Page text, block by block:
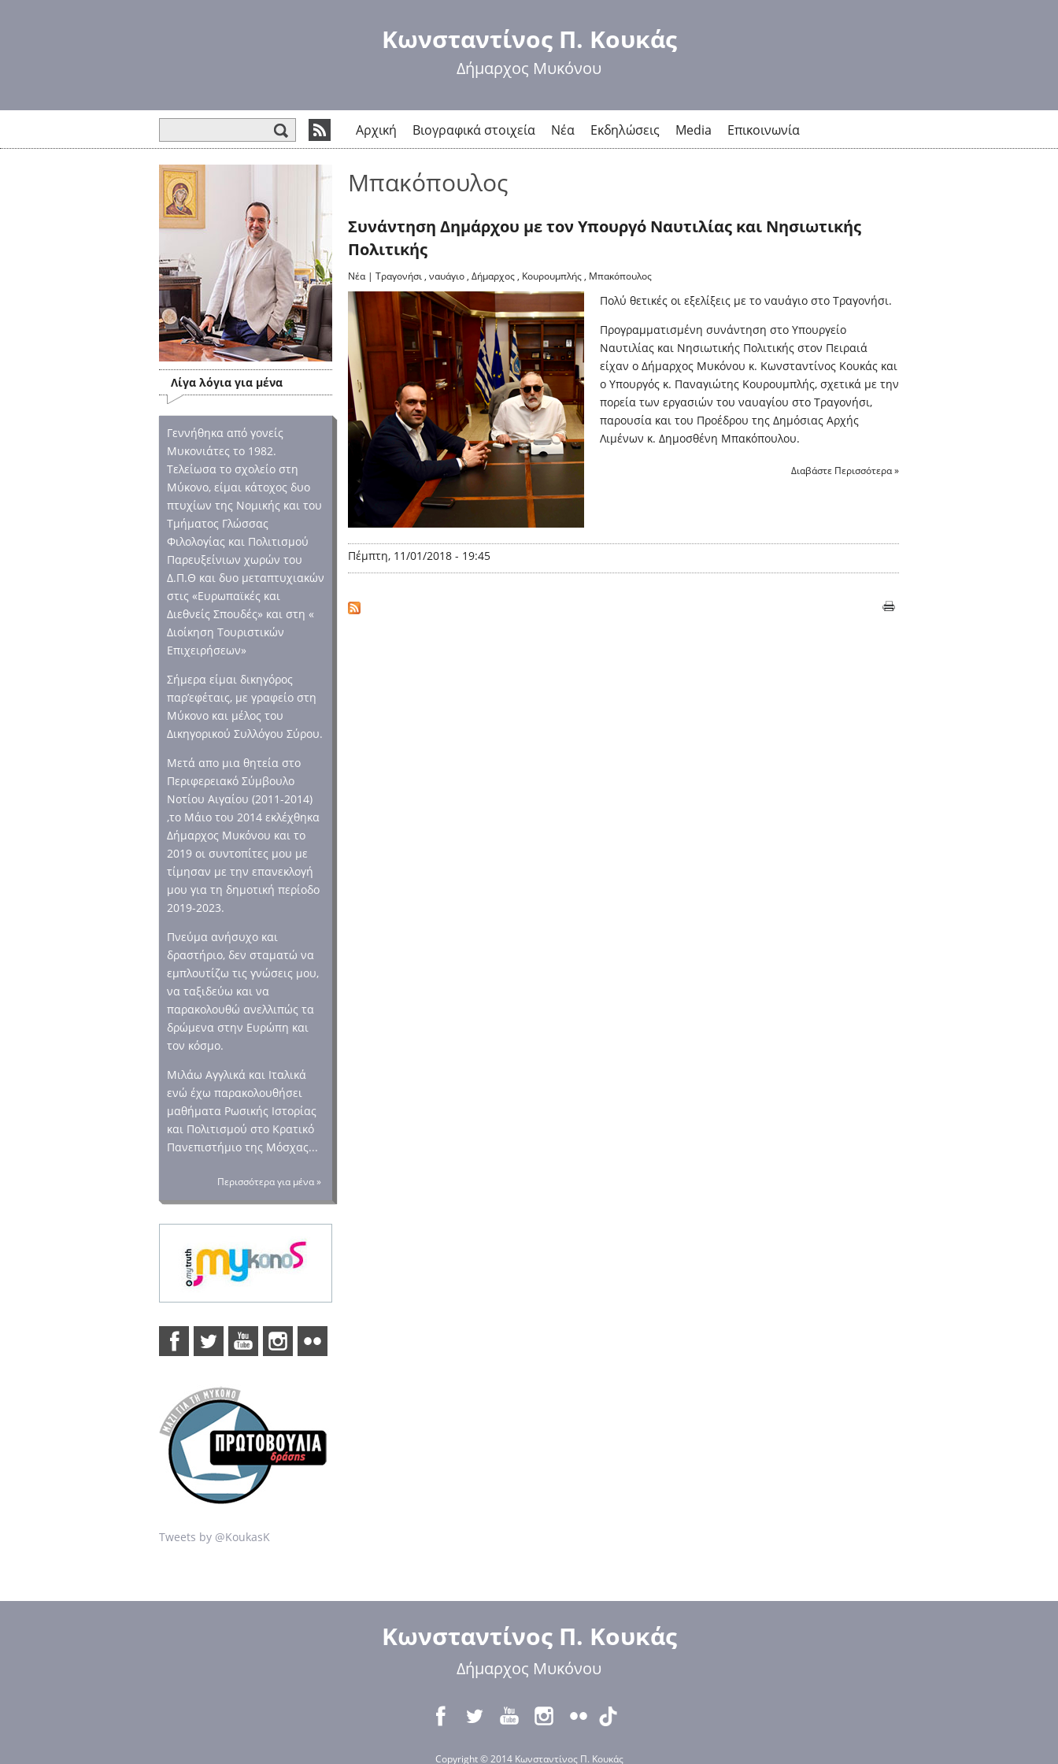
προς το
κυρίως
περιεχόμενο
Κωνσταντίνος Π. Κουκάς
Δήμαρχος Μυκόνου
Αρχική Βιογραφικά στοιχεία Νέα Εκδηλώσεις Media Επικοινωνία
Λίγα λόγια για μένα
Γεννήθηκα από γονείς
Μυκονιάτες το 1982.
Τελείωσα το σχολείο στη
Μύκονο, είμαι κάτοχος δυο
πτυχίων της Νομικής και του
Τμήματος Γλώσσας
Φιλολογίας και Πολιτισμού
Παρευξείνιων χωρών του
Δ.Π.Θ και δυο μεταπτυχιακών
στις «Ευρωπαϊκές και
Διεθνείς Σπουδές» και στη «
Διοίκηση Τουριστικών
Επιχειρήσεων»
Σήμερα είμαι δικηγόρος
παρ’εφέταις, με γραφείο στη
Μύκονο και μέλος του
Δικηγορικού Συλλόγου Σύρου.
Μετά απο μια θητεία στο
Περιφερειακό Σύμβουλο
Νοτίου Αιγαίου (2011-2014)
,το Μάιο του 2014 εκλέχθηκα
Δήμαρχος Μυκόνου και το
2019 οι συντοπίτες μου με
τίμησαν με την επανεκλογή
μου για τη δημοτική περίοδο
2019-2023.
Πνεύμα ανήσυχο και
δραστήριο, δεν σταματώ να
εμπλουτίζω τις γνώσεις μου,
να ταξιδεύω και να
παρακολουθώ ανελλιπώς τα
δρώμενα στην Ευρώπη και
τον κόσμο.
Μιλάω Αγγλικά και Ιταλικά
ενώ έχω παρακολουθήσει
μαθήματα Ρωσικής Ιστορίας
και Πολιτισμού στο Κρατικό
Πανεπιστήμιο της Μόσχας...
Περισσότερα για μένα »
Tweets by @KoukasK
Μπακόπουλος
Συνάντηση Δημάρχου με τον Υπουργό Ναυτιλίας και Νησιωτικής
Πολιτικής
Νέα| Τραγονήσι , ναυάγιο , Δήμαρχος , Κουρουμπλής , Μπακόπουλος
Πολύ θετικές οι εξελίξεις με το ναυάγιο στο Τραγονήσι.
Προγραμματισμένη συνάντηση στο Υπουργείο
Ναυτιλίας και Νησιωτικής Πολιτικής στον Πειραιά
είχαν ο Δήμαρχος Μυκόνου κ. Κωνσταντίνος Κουκάς και
ο Υπουργός κ. Παναγιώτης Κουρουμπλής, σχετικά με την
πορεία των εργασιών του ναυαγίου στο Τραγονήσι,
παρουσία και του Προέδρου της Δημόσιας Αρχής
Λιμένων κ. Δημοσθένη Μπακόπουλου.
Διαβάστε Περισσότερα »
Πέμπτη, 11/01/2018 - 19:45
Κωνσταντίνος Π. Κουκάς
Δήμαρχος Μυκόνου
Copyright © 2014 Κωνσταντίνος Π. Κουκάς